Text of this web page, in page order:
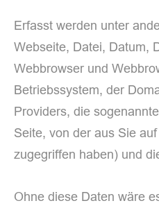
Erfasst werden unter
Webseite, Datei, Datum,
Webbrowser und
Betriebssystem, der
Providers, die
Seite, von der aus Sie
zugegriffen haben) und
Ohne diese Daten wäre